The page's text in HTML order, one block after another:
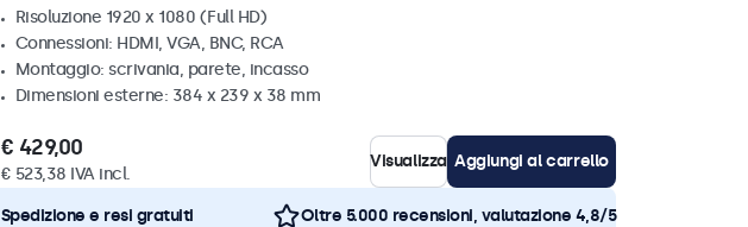
Risoluzione 1920 x 1080 (Full HD)
Connessioni: HDMI, VGA, BNC, RCA
Montaggio: scrivania, parete, incasso
Dimensioni esterne: 384 x 239 x 38 mm
€ 429,00
€ 523,38 IVA incl.
Visualizza Aggiungi al carrello
Spedizione e resi gratuiti Oltre 5.000 recensioni, valutazione 4,8/5